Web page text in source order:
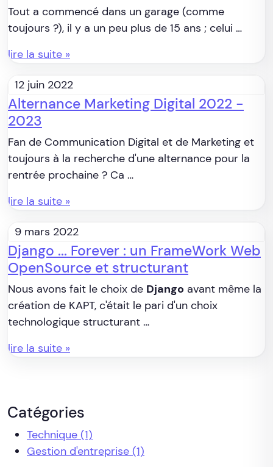
Tout a commencé dans un garage (comme
toujours ?), il y a un peu plus de 15 ans ; celui …
lire la suite »
12 juin 2022
Alternance Marketing Digital 2022 -
2023
Fan de Communication Digital et de Marketing et
toujours à la recherche d'une alternance pour la
rentrée prochaine ? Ca …
lire la suite »
9 mars 2022
Django ... Forever : un FrameWork Web
OpenSource et structurant
Nous avons fait le choix de Django avant même la
création de KAPT, c'était le pari d'un choix
technologique structurant …
lire la suite »
Catégories
Technique (1)
Gestion d'entreprise (1)